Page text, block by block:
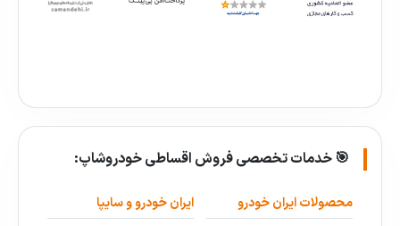
🎯 خدمات تخصصی فروش اقساطی خودروشاپ:
محصولات ایران خودرو ایران خودرو و سایپا